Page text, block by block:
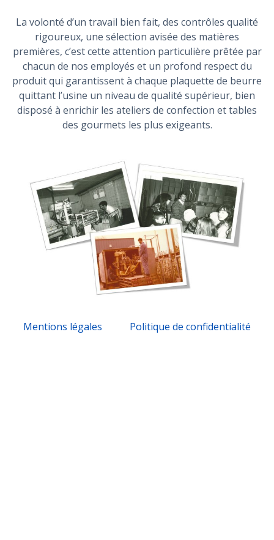
La volonté d’un travail bien fait, des contrôles qualité
rigoureux, une sélection avisée des matières
premières, c’est cette attention particulière prêtée par
chacun de nos employés et un profond respect du
produit qui garantissent à chaque plaquette de beurre
quittant l’usine un niveau de qualité supérieur, bien
disposé à enrichir les ateliers de confection et tables
des gourmets les plus exigeants.
Mentions légales Politique de confidentialité